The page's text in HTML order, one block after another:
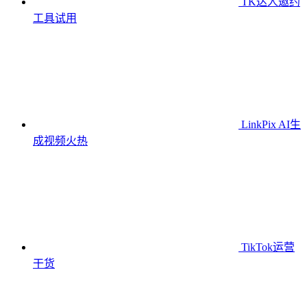
工具试用
LinkPix AI生
成视频火热
TikTok运营
干货